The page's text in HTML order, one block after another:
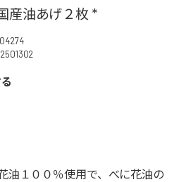
油あげ２枚 *
油１００％使用で、べに花油の